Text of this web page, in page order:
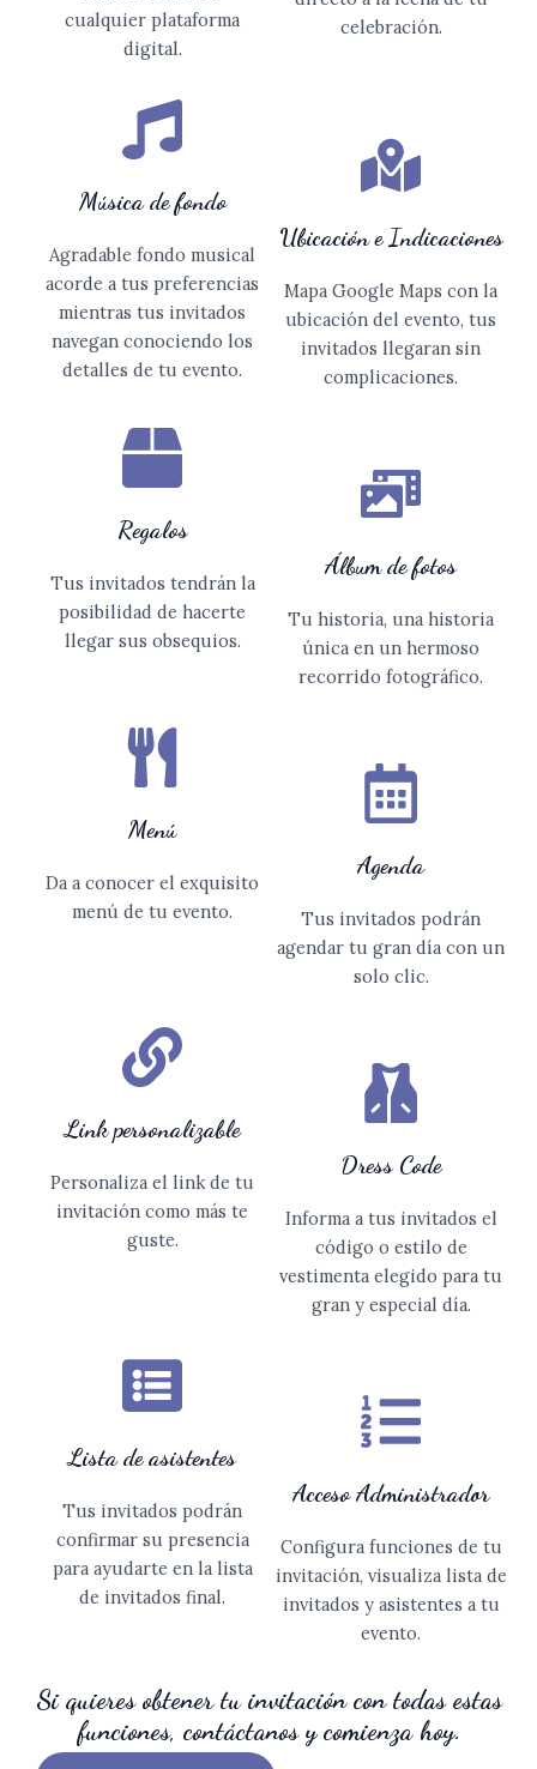
cualquier plataforma
digital.
celebración.
Música de fondo
Agradable fondo musical
acorde a tus preferencias
mientras tus invitados
navegan conociendo los
detalles de tu evento.
Ubicación e Indicaciones
Mapa Google Maps con la
ubicación del evento, tus
invitados llegaran sin
complicaciones.
Regalos
Tus invitados tendrán la
posibilidad de hacerte
llegar sus obsequios.
Álbum de fotos
Tu historia, una historia
única en un hermoso
recorrido fotográfico.
Menú
Da a conocer el exquisito
menú de tu evento.
Agenda
Tus invitados podrán
agendar tu gran día con un
solo clic.
Link personalizable
Personaliza el link de tu
invitación como más te
guste.
Dress Code
Informa a tus invitados el
código o estilo de
vestimenta elegido para tu
gran y especial día.
Lista de asistentes
Tus invitados podrán
confirmar su presencia
para ayudarte en la lista
de invitados final.
Acceso Administrador
Configura funciones de tu
invitación, visualiza lista de
invitados y asistentes a tu
evento.
Si quieres obtener tu invitación con todas estas
funciones, contáctanos y comienza hoy.